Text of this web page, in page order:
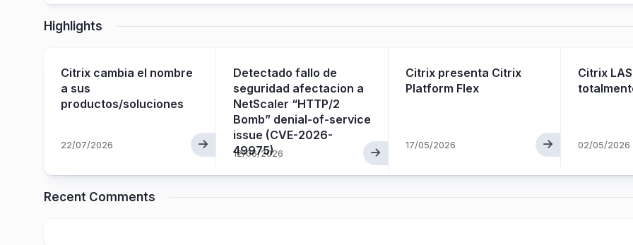
Highlights
Citrix cambia el nombre
a sus
productos/soluciones
22/07/2026
Detectado fallo de
seguridad afectacion a
NetScaler “HTTP/2
Bomb” denial-of-service
issue (CVE-2026-
49975)
12/06/2026
Citrix presenta Citrix
Platform Flex
17/05/2026
Citrix
02/05/2026
Recent Comments